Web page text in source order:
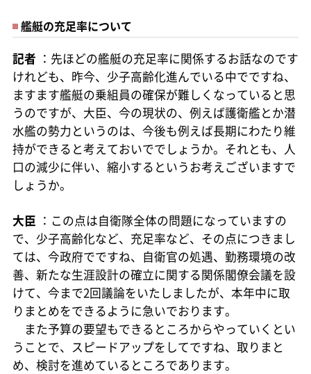
艦艇の充足率について
記者 ：先ほどの艦艇の充足率に関係するお話なのです
けれども、昨今、少子高齢化進んでいる中でですね、
ますます艦艇の乗組員の確保が難しくなっていると思
うのですが、大臣、今の現状の、例えば護衛艦とか潜
水艦の勢力というのは、今後も例えば長期にわたり維
持ができると考えておいででしょうか。それとも、人
口の減少に伴い、縮小するというお考えございますで
しょうか。
大臣 ：この点は自衛隊全体の問題になっていますの
で、少子高齢化など、充足率など、その点につきまし
ては、今政府でですね、自衛官の処遇、勤務環境の改
善、新たな生涯設計の確立に関する関係閣僚会議を設
けて、今まで2回議論をいたしましたが、本年中に取
りまとめをできるように急いでおります。
また予算の要望もできるところからやっていくとい
うことで、スピードアップをしてですね、取りまと
め、検討を進めているところであります。